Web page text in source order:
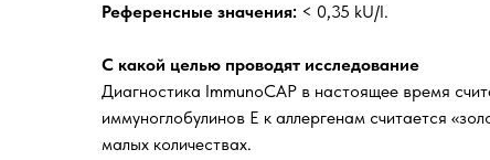
Референсные значения: < 0,35 kU/l.
С какой целью проводят исследование
Диагностика ImmunoCAP в настоящее время
иммуноглобулинов Е к аллергенам считается
малых количествах.